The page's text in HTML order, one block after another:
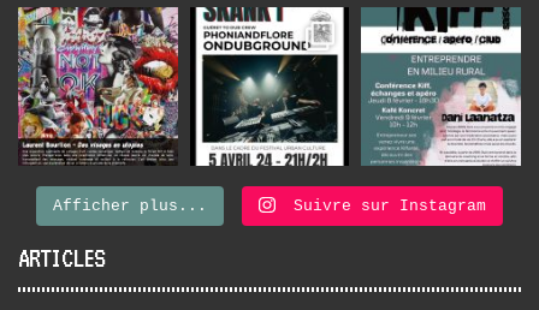
Afficher plus... Suivre sur Instagram
ARTICLES